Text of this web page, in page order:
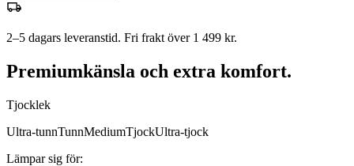
2–5 dagars leveranstid. Fri frakt över 1 499 kr.
Premiumkänsla och extra komfort.
Tjocklek
Ultra-tunnTunnMediumTjockUltra-tjock
Lämpar sig för: